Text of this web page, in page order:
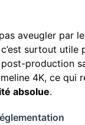
aveugler par
surtout utile
post-production
4K, ce qui
absolue.